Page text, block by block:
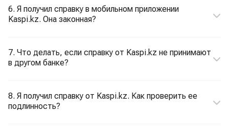
6. Я получил справку в мобильном приложении
Kaspi.kz. Она законная?
7. Что делать, если справку от Kaspi.kz не принимают
в другом банке?
8. Я получил справку от Kaspi.kz. Как проверить ее
подлинность?